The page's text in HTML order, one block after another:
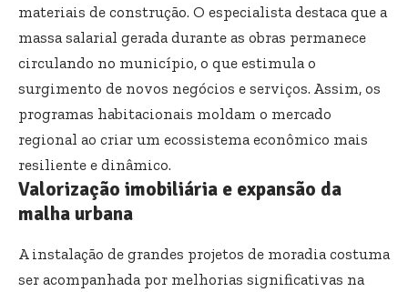
materiais de construção. O especialista destaca que a
massa salarial gerada durante as obras permanece
circulando no município, o que estimula o
surgimento de novos negócios e serviços. Assim, os
programas habitacionais moldam o mercado
regional ao criar um ecossistema econômico mais
resiliente e dinâmico.
Valorização imobiliária e expansão da
malha urbana
A instalação de grandes projetos de moradia costuma
ser acompanhada por melhorias significativas na